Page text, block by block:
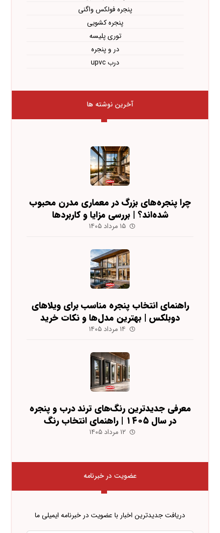
پنجره فولکس واگنی
پنجره کشویی
توری پلیسه
در و پنجره
درب upvc
آخرین نوشته ها
چرا پنجره‌های بزرگ در معماری مدرن محبوب
شده‌اند؟ | بررسی مزایا و کاربردها
۱۵ مرداد ۱۴۰۵
راهنمای انتخاب پنجره مناسب برای ویلاهای
دوبلکس | بهترین مدل‌ها و نکات خرید
۱۴ مرداد ۱۴۰۵
معرفی جدیدترین رنگ‌های ترند درب و پنجره
در سال ۱۴۰۵ | راهنمای انتخاب رنگ
۱۲ مرداد ۱۴۰۵
عضویت در خبرنامه
دریافت جدیدترین اخبار با عضویت در خبرنامه ایمیلی ما